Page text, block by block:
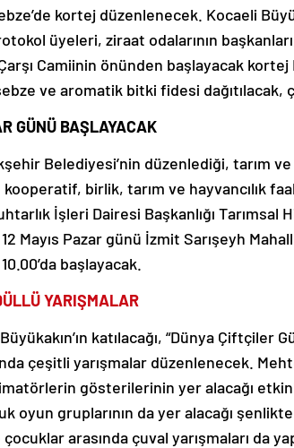
kortej düzenlenecek. Kocaeli
üyeleri, ziraat odalarının
Çarşı Camiinin önünden başlayacak
sebze ve aromatik bitki fidesi
GÜNÜ BAŞLAYACAK
Belediyesi’nin düzenlediği, tarım
kooperatif, birlik, tarım ve hayvancılık
İşleri Dairesi Başkanlığı
Mayıs Pazar günü İzmit Sarışeyh
başlayacak.
YARIŞMALAR
katılacağı, “Dünya Çiftçiler
çeşitli yarışmalar düzenlenecek.
gösterilerinin yer alacağı
oyun gruplarının da yer alacağı
arasında çuval yarışmaları da